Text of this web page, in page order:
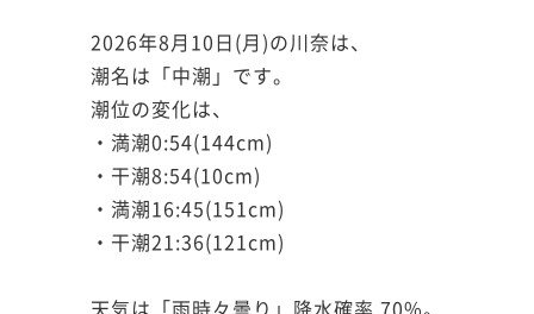
2026年8月10日(月)の川奈は、
潮名は「中潮」です。
潮位の変化は、
・満潮0:54(144cm)
・干潮8:54(10cm)
・満潮16:45(151cm)
・干潮21:36(121cm)
天気は「雨時々曇り」降水確率 70%。